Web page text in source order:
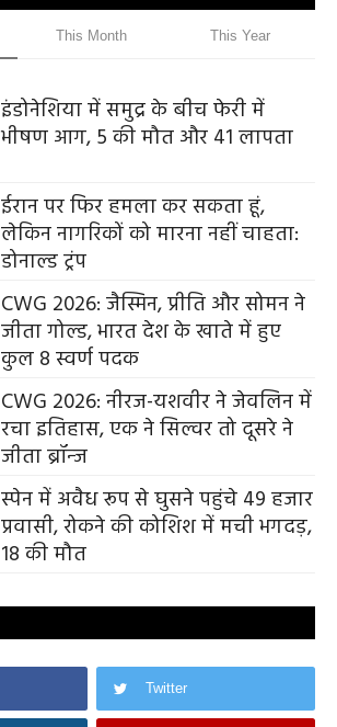
This Month This Year
इंडोनेशिया में समुद्र के बीच फेरी में
भीषण आग, 5 की मौत और 41 लापता
ईरान पर फिर हमला कर सकता हूं,
लेकिन नागरिकों को मारना नहीं चाहता:
डोनाल्ड ट्रंप
CWG 2026: जैस्मिन, प्रीति और सोमन ने
जीता गोल्ड, भारत देश के खाते में हुए
कुल 8 स्वर्ण पदक
CWG 2026: नीरज-यशवीर ने जेवलिन में
रचा इतिहास, एक ने सिल्वर तो दूसरे ने
जीता ब्रॉन्ज
स्पेन में अवैध रूप से घुसने पहुंचे 49 हजार
प्रवासी, रोकने की कोशिश में मची भगदड़,
18 की मौत
Twitter